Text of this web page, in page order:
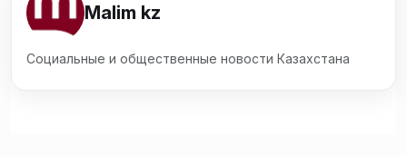
Malim kz
Социальные и общественные новости Казахстана